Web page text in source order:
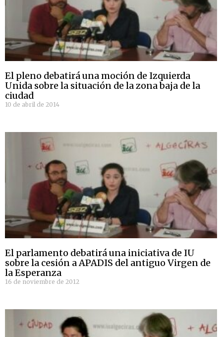
El pleno debatirá una moción de Izquierda
Unida sobre la situación de la zona baja de la
ciudad
10 de abril de 2014
El parlamento debatirá una iniciativa de IU
sobre la cesión a APADIS del antiguo Virgen de
la Esperanza
16 de noviembre de 2012